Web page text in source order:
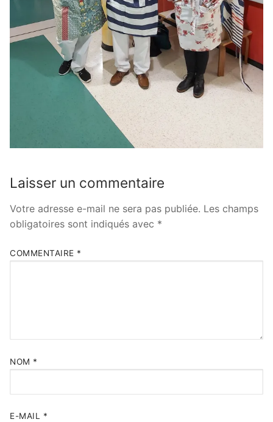
Laisser un commentaire
Votre adresse e-mail ne sera pas publiée. Les champs
obligatoires sont indiqués avec *
COMMENTAIRE *
NOM *
E-MAIL *